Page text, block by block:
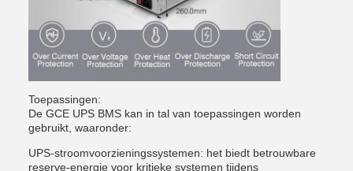
Toepassingen:
De GCE UPS BMS kan in tal van toepassingen worden
gebruikt, waaronder:
UPS-stroomvoorzieningssystemen: het biedt betrouwbare
reserve-energie voor kritieke systemen tijdens